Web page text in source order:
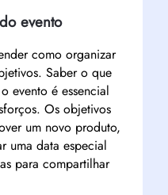
evento
como organizar
Saber o que
evento é essencial
Os objetivos
um novo produto,
uma data especial
para compartilhar